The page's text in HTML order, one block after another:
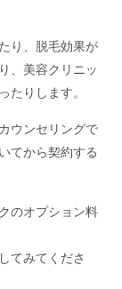
り、脱毛効果が
、美容クリニッ
たりします。
ウンセリングで
てから契約する
のオプション料
てみてくださ